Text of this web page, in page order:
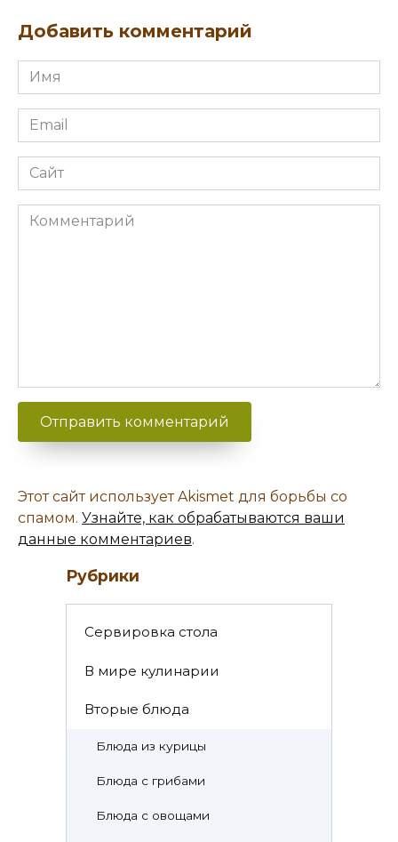
Добавить комментарий
Имя
Email
Сайт
Комментарий
Этот сайт использует Akismet для борьбы со
спамом. Узнайте, как обрабатываются ваши
данные комментариев.
Рубрики
Cервировка стола
В мире кулинарии
Вторые блюда
Блюда из курицы
Блюда с грибами
Блюда с овощами